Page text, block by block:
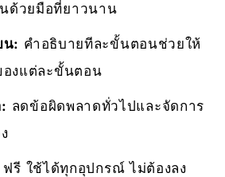
ด้วยมือที่ยาวนาน
น: คำอธิบายทีละขั้นตอนช่วยให้
องแต่ละขั้นตอน
ลดข้อผิดพลาดทั่วไปและจัดการ
ฟรี ใช้ได้ทุกอุปกรณ์ ไม่ต้องลง